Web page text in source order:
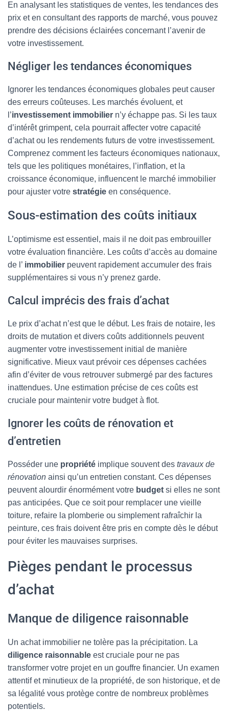
En analysant les statistiques de ventes, les tendances des
prix et en consultant des rapports de marché, vous pouvez
prendre des décisions éclairées concernant l’avenir de
votre investissement.
Négliger les tendances économiques
Ignorer les tendances économiques globales peut causer
des erreurs coûteuses. Les marchés évoluent, et
l’investissement immobilier n’y échappe pas. Si les taux
d’intérêt grimpent, cela pourrait affecter votre capacité
d’achat ou les rendements futurs de votre investissement.
Comprenez comment les facteurs économiques nationaux,
tels que les politiques monétaires, l’inflation, et la
croissance économique, influencent le marché immobilier
pour ajuster votre stratégie en conséquence.
Sous-estimation des coûts initiaux
L’optimisme est essentiel, mais il ne doit pas embrouiller
votre évaluation financière. Les coûts d’accès au domaine
de l’ immobilier peuvent rapidement accumuler des frais
supplémentaires si vous n’y prenez garde.
Calcul imprécis des frais d’achat
Le prix d’achat n’est que le début. Les frais de notaire, les
droits de mutation et divers coûts additionnels peuvent
augmenter votre investissement initial de manière
significative. Mieux vaut prévoir ces dépenses cachées
afin d’éviter de vous retrouver submergé par des factures
inattendues. Une estimation précise de ces coûts est
cruciale pour maintenir votre budget à flot.
Ignorer les coûts de rénovation et
d’entretien
Posséder une propriété implique souvent des travaux de
rénovation ainsi qu’un entretien constant. Ces dépenses
peuvent alourdir énormément votre budget si elles ne sont
pas anticipées. Que ce soit pour remplacer une vieille
toiture, refaire la plomberie ou simplement rafraîchir la
peinture, ces frais doivent être pris en compte dès le début
pour éviter les mauvaises surprises.
Pièges pendant le processus
d’achat
Manque de diligence raisonnable
Un achat immobilier ne tolère pas la précipitation. La
diligence raisonnable est cruciale pour ne pas
transformer votre projet en un gouffre financier. Un examen
attentif et minutieux de la propriété, de son historique, et de
sa légalité vous protège contre de nombreux problèmes
potentiels.